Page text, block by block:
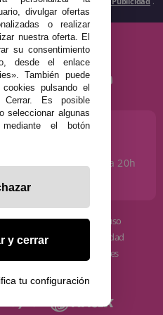
AYUDA?
de 10 a 14h y de 17 a 20h
· Condiciones de uso
· Política de privacidad
· Política de cookies
divulgar ofertas
o realizar
nuestra oferta. El
su consentimiento
desde el enlace
También puede
pulsando el
Es posible
seleccionar algunas
el botón
y cerrar
tu configuración